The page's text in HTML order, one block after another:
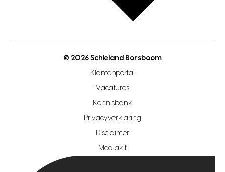
gratis zoekprofiel aanmaken
open woningwaarde dag
makelaar regio zoetermeer
hypotheekshop regio den haag
hypotheekshop regio rotterdam
© 2026 Schieland Borsboom
Klantenportal
Vacatures
Kennisbank
Privacyverklaring
Disclaimer
Mediakit